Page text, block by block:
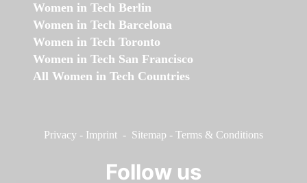
Women in Tech Berlin
Women in Tech Barcelona
Women in Tech Toronto
Women in Tech San Francisco
All Women in Tech Countries
Privacy - Imprint - Sitemap - Terms & Conditions
Follow us